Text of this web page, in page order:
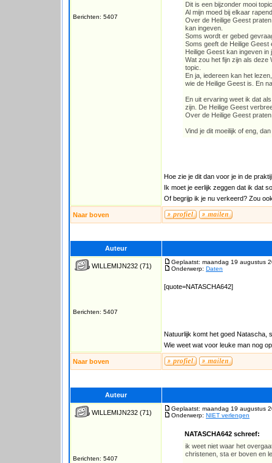
Berichten: 5407
Dit is een bijzonder mooi
Al mijn moed bij elkaar
Over de Heilige Geest
kan ingeven.
Soms wordt er gebed
Soms geeft de Heilige
Heilige Geest kan ingeven
Wat zou het fijn zijn als deze
topic.
En ja, iedereen kan het
wie de Heilige Geest is. En
En uit ervaring weet ik dat
zijn. De Heilige Geest
Over de Heilige Geest
Vind je dit moeilijk of eng,
Hoe zie je dit dan voor je in de
Ik moet je eerlijk zeggen dat ik dat
Of begrijp ik je nu verkeerd? Zou
Naar boven
Auteur
WILLEMIJN232 (71)
Berichten: 5407
Geplaatst: maandag 19 augustus
Onderwerp: Daten
[quote=NATASCHA642]
Natuurlijk komt het goed Natascha,
Wie weet wat voor leuke man nog
Naar boven
Auteur
WILLEMIJN232 (71)
Berichten: 5407
Geplaatst: maandag 19 augustus
Onderwerp: NIET verlengen
NATASCHA642 schreef:
ik weet niet waar het
christenen, sta er boven en